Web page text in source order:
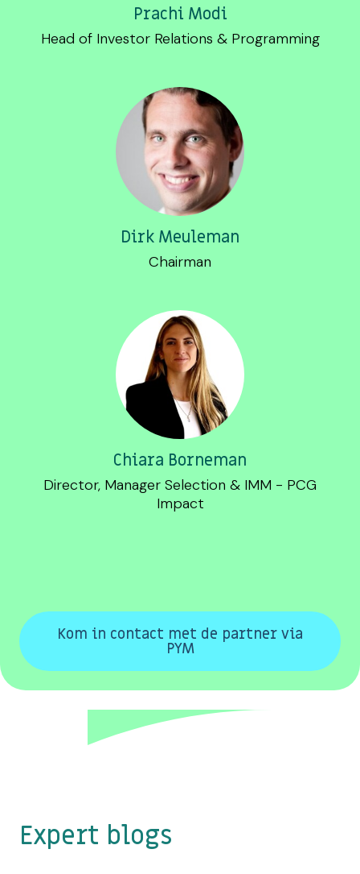
Prachi Modi
Head of Investor Relations & Programming
Dirk Meuleman
Chairman
Chiara Borneman
Director, Manager Selection & IMM - PCG
Impact
Kom in contact met de partner via
PYM
Expert blogs